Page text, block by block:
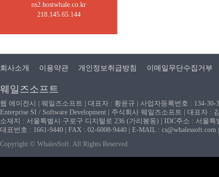
ns2.hostwhale.co.kr
218.145.65.144
회사소개 이용약관 개인정보취급방침 이메일무단수집거부
웨일즈소프트
웹 에이전시 | 웨일즈소프트 | 대표자 : 황윤규 | 사업자등록번호 : 134-
Enterprise SI / Software Development | 주식회사 웨일즈소프트 | 대표자 :
소재지 : 서울특별시 구로구 디지털로 236 (가리봉동) | IDC주소 : 서울
대표번호 : 1661-9440 | FAX : 02-6008-9440 | E-MAIL :
Copyright © WhalesSoft. All Rights Reserved.